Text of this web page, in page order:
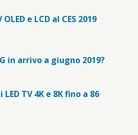
e LCD al CES 2019
in arrivo a giugno 2019?
LED TV 4K e 8K fino a 86